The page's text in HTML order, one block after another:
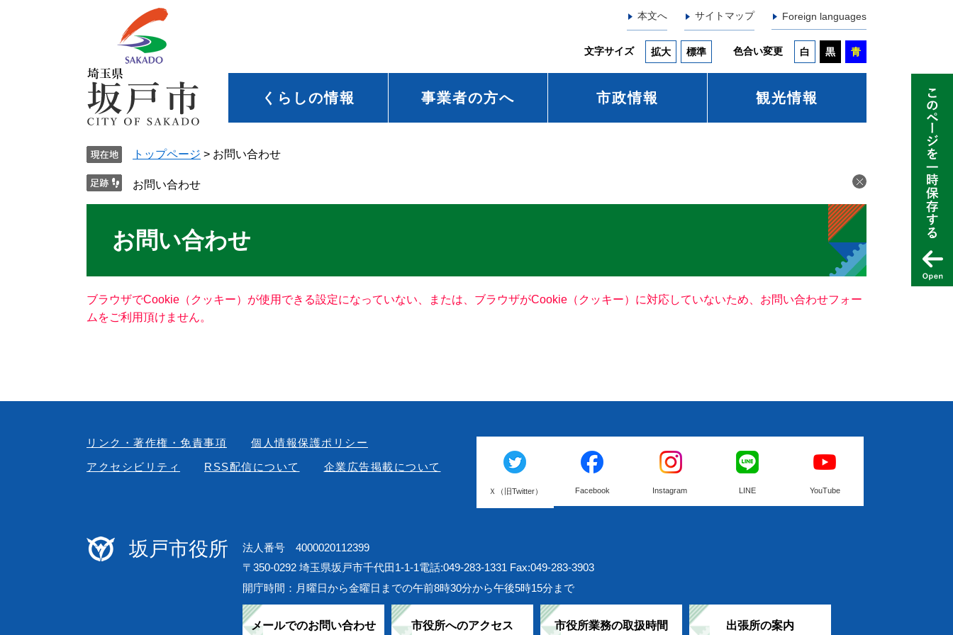
本文へ サイトマップ Foreign languages
文字サイズ 拡大 標準 色合い変更 白 黒 青
くらしの情報 事業者の方へ 市政情報 観光情報
トップページ > お問い合わせ
お問い合わせ
お問い合わせ
ブラウザでCookie（クッキー）が使用できる設定になっていない、または、ブラウザがCookie（クッキー）に対応していないため、お問い合わせフォー
ムをご利用頂けません。
リンク・著作権・免責事項
個人情報保護ポリシー
アクセシビリティ
RSS配信について 企業広告掲載について
Ｘ（旧Twitter） Facebook Instagram LINE YouTube
坂戸市役所
法人番号 4000020112399
〒350-0292 埼玉県坂戸市千代田1-1-1電話:049-283-1331 Fax:049-283-3903
開庁時間：月曜日から金曜日までの午前8時30分から午後5時15分まで
メールでのお問い合わせ 市役所へのアクセス 市役所業務の取扱時間 出張所の案内